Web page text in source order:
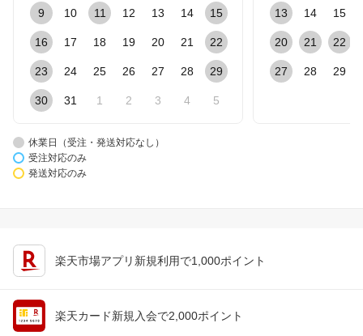
9 10 11 12 13 14 15
16 17 18 19 20 21 22
23 24 25 26 27 28 29
30 31 1 2 3 4 5
13 14 15
20 21 22
27 28 29
休業日（受注・発送対応なし）
受注対応のみ
発送対応のみ
楽天市場アプリ新規利用で1,000ポイント
楽天カード新規入会で2,000ポイント